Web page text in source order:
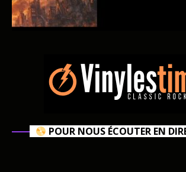
POUR NOUS ÉCOUTER EN